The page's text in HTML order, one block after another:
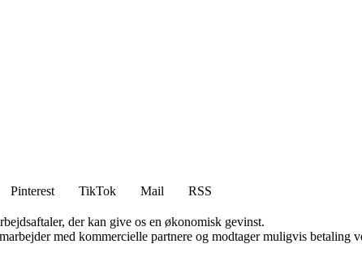
Pinterest TikTok Mail
RSS
der kan give os en økonomisk gevinst.
med kommercielle partnere og modtager muligvis betaling